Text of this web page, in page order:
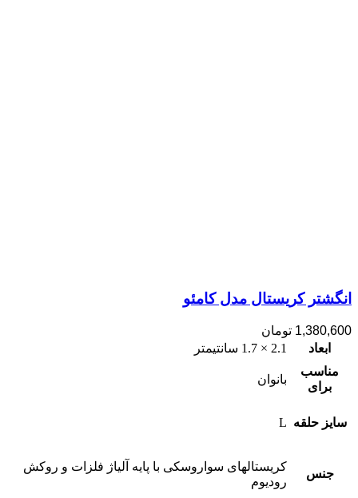
انگشتر کریستال مدل کامئو
1,380,600 تومان
ابعاد
2.1 × 1.7 سانتیمتر
مناسب
برای
بانوان
سایز حلقه L
جنس
کریستالهای سواروسکی با پایه آلیاژ فلزات و روکش
رودیوم